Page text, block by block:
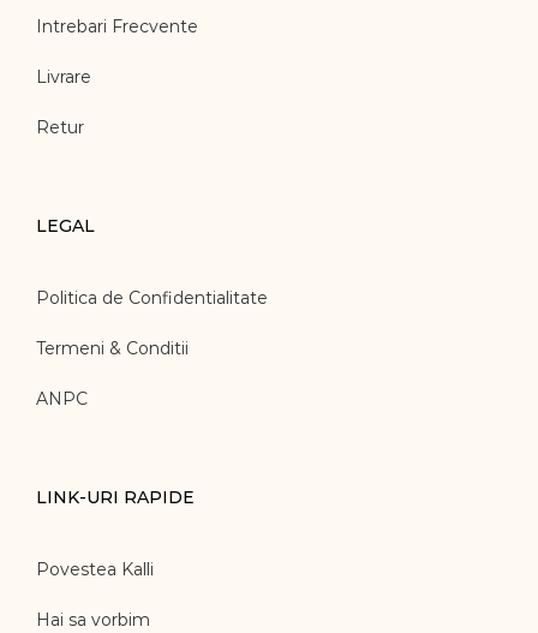
Intrebari Frecvente
Livrare
Retur
LEGAL
Politica de Confidentialitate
Termeni & Conditii
ANPC
LINK-URI RAPIDE
Povestea Kalli
Hai sa vorbim